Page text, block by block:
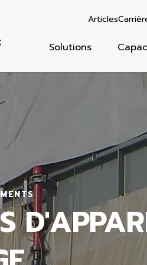
Solutions
Articles